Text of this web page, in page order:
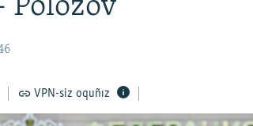
Polozov
VPN-siz oquñız